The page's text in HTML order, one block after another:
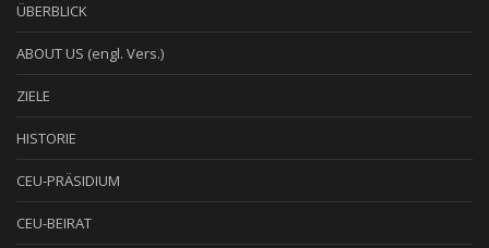
ÜBERBLICK
ABOUT US (engl. Vers.)
ZIELE
HISTORIE
CEU-PRÄSIDIUM
CEU-BEIRAT